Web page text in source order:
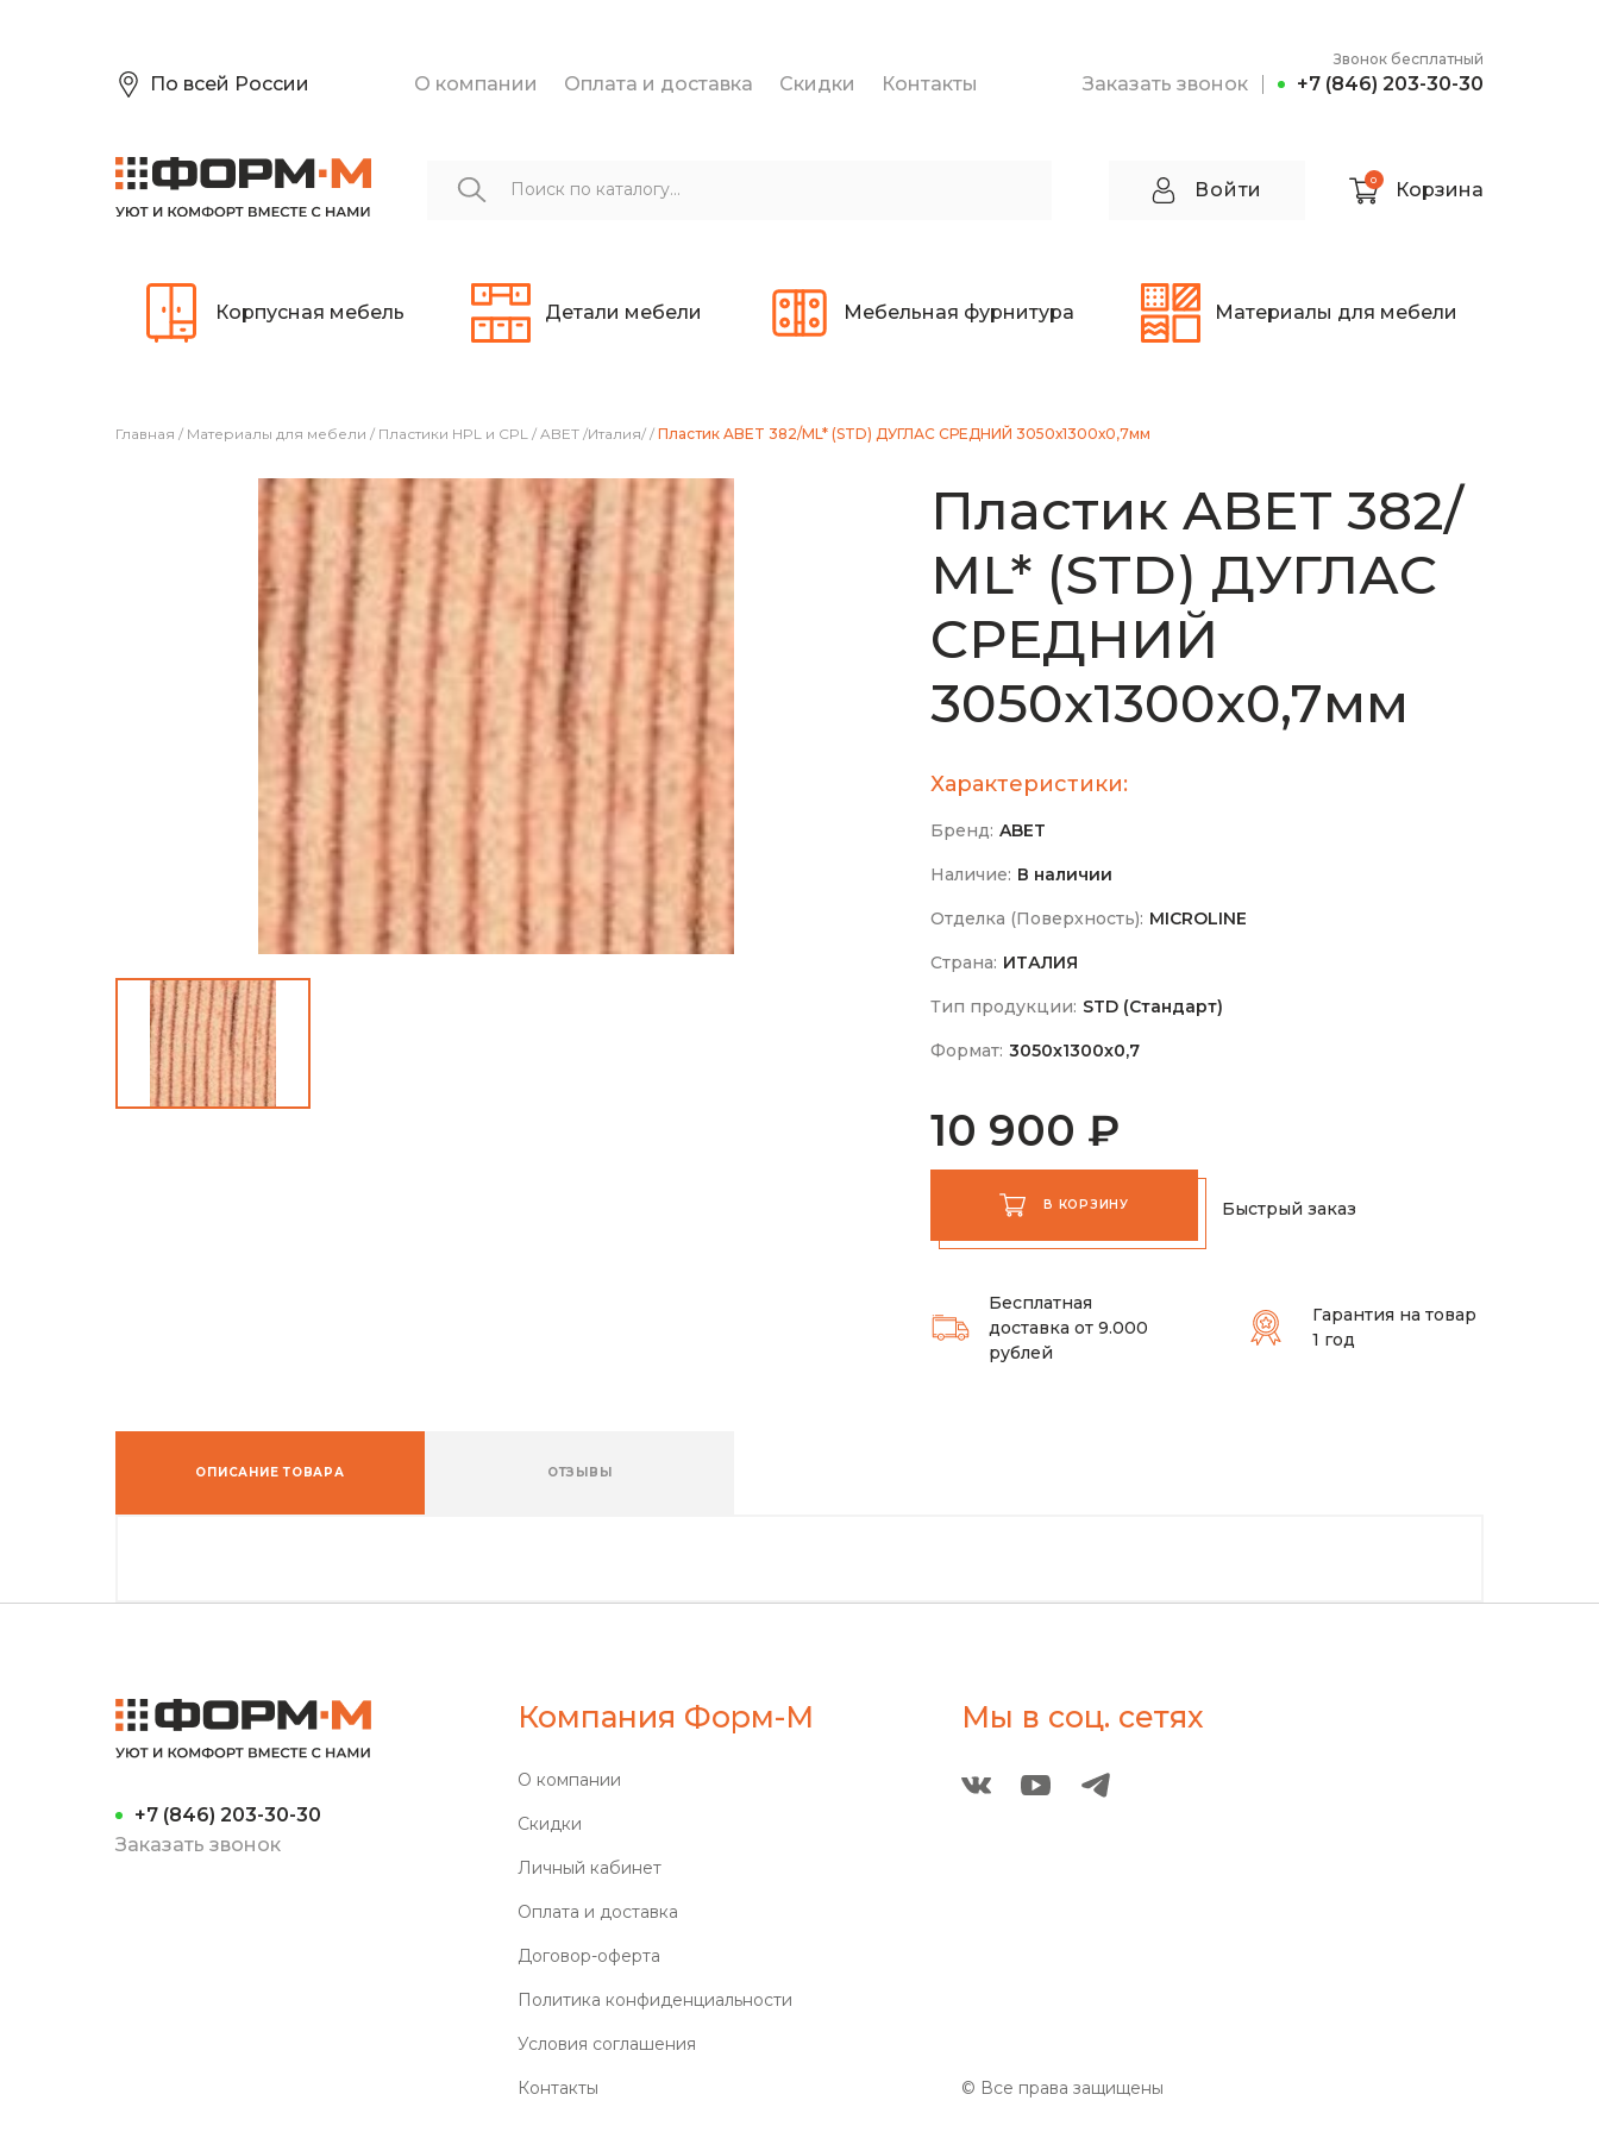
По всей России О компании Оплата и доставка Скидки Контакты Заказать звонок
Звонок бесплатный
+7 (846) 203-30-30
Войти 0 Корзина
Корпусная мебель Детали мебели Мебельная фурнитура Материалы для мебели
Главная / Материалы для мебели / Пластики HPL и CPL / ABET /Италия/ / Пластик ABET 382/МL* (STD) ДУГЛАС СРЕДНИЙ 3050х1300х0,7мм
Пластик ABET 382/
МL* (STD) ДУГЛАС
СРЕДНИЙ
3050х1300х0,7мм
Характеристики:
Бренд: ABET
Наличие: В наличии
Отделка (Поверхность): MICROLINE
Страна: ИТАЛИЯ
Тип продукции: STD (Стандарт)
Формат: 3050х1300х0,7
10 900 ₽
В КОРЗИНУ Быстрый заказ
Бесплатная
доставка от 9.000
рублей
Гарантия на товар
1 год
ОПИСАНИЕ ТОВАРА ОТЗЫВЫ
+7 (846) 203-30-30
Заказать звонок
Компания Форм-М
О компании
Скидки
Личный кабинет
Оплата и доставка
Договор-оферта
Политика конфиденциальности
Условия соглашения
Контакты
Мы в соц. сетях
© Все права защищены